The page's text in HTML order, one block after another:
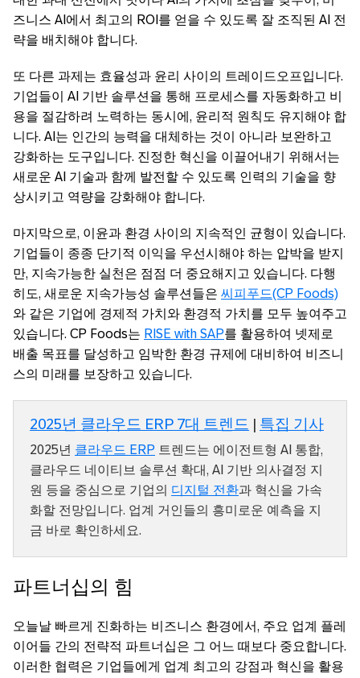
즈니스 AI에서 최고의 ROI를 얻을 수 있도록 잘 조직된 AI 전
략을 배치해야 합니다.
또 다른 과제는 효율성과 윤리 사이의 트레이드오프입니다.
기업들이 AI 기반 솔루션을 통해 프로세스를 자동화하고 비
용을 절감하려 노력하는 동시에, 윤리적 원칙도 유지해야 합
니다. AI는 인간의 능력을 대체하는 것이 아니라 보완하고
강화하는 도구입니다. 진정한 혁신을 이끌어내기 위해서는
새로운 AI 기술과 함께 발전할 수 있도록 인력의 기술을 향
상시키고 역량을 강화해야 합니다.
마지막으로, 이윤과 환경 사이의 지속적인 균형이 있습니다.
기업들이 종종 단기적 이익을 우선시해야 하는 압박을 받지
만, 지속가능한 실천은 점점 더 중요해지고 있습니다. 다행
히도, 새로운 지속가능성 솔루션들은 씨피푸드(CP Foods)
와 같은 기업에 경제적 가치와 환경적 가치를 모두 높여주고
있습니다. CP Foods는 RISE with SAP를 활용하여 넷제로
배출 목표를 달성하고 임박한 환경 규제에 대비하여 비즈니
스의 미래를 보장하고 있습니다.
2025년 클라우드 ERP 7대 트렌드 | 특집 기사
2025년 클라우드 ERP 트렌드는 에이전트형 AI 통합,
클라우드 네이티브 솔루션 확대, AI 기반 의사결정 지
원 등을 중심으로 기업의 디지털 전환과 혁신을 가속
화할 전망입니다. 업계 거인들의 흥미로운 예측을 지
금 바로 확인하세요.
파트너십의 힘
오늘날 빠르게 진화하는 비즈니스 환경에서, 주요 업계 플레
이어들 간의 전략적 파트너십은 그 어느 때보다 중요합니다.
이러한 협력은 기업들에게 업계 최고의 강점과 혁신을 활용